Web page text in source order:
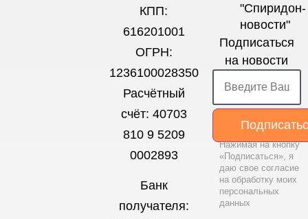
КПП:
616201001
ОГРН:
1236100028350
Расчётный
счёт: 40703
810 9 5209
0002893
Банк
получателя:
"Спиридон-
новости"
Подписаться
на новости
Нажимая на кнопку
«Подписаться», я
даю свое согласие
на обработку моих
персональных
данных